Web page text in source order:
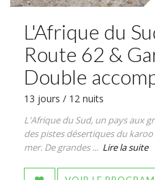
L'Afrique du
Route 62 &
Double
13 jours / 12 nuits
L'Afrique du Sud, un pays aux
des pistes désertiques du
mer. De grandes ... Lire la suite